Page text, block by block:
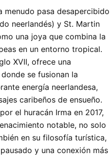
menudo pasa desapercibido
neerlandés) y St. Martin
una joya que combina la
en un entorno tropical.
XVII, ofrece una
se fusionan la
energía neerlandesa,
caribeños de ensueño.
el huracán Irma en 2017,
notable, no solo
en su filosofía turística,
y una conexión más